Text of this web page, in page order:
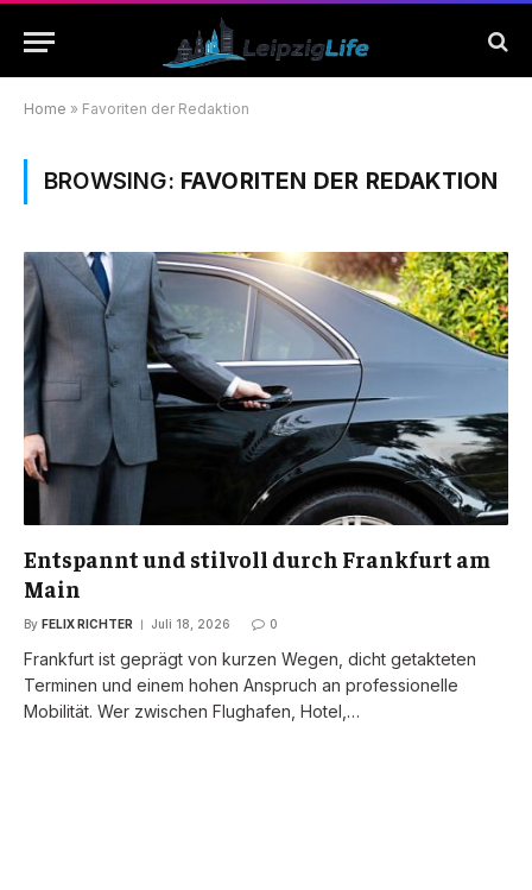
Home » Favoriten der Redaktion
BROWSING: FAVORITEN DER REDAKTION
Entspannt und stilvoll durch Frankfurt am
Main
By FELIX RICHTER Juli 18, 2026 0
Frankfurt ist geprägt von kurzen Wegen, dicht getakteten
Terminen und einem hohen Anspruch an professionelle
Mobilität. Wer zwischen Flughafen, Hotel,…